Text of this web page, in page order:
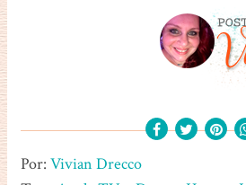
Por: Vivian Drecco